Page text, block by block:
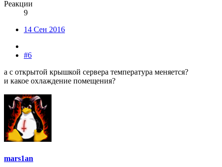
Реакции
9
14 Сен 2016
#6
а с открытой крышкой сервера температура меняется?
и какое охлаждение помещения?
mars1an